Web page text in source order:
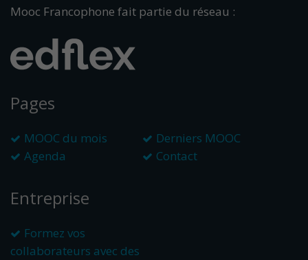
Mooc Francophone fait partie du réseau :
Pages
MOOC du mois
Derniers MOOC
Agenda
Contact
Entreprise
Formez vos
collaborateurs avec des